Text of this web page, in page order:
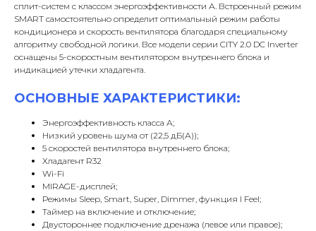
сплит-систем с классом энергоэффективности А. Встроенный режим
SMART самостоятельно определит оптимальный режим работы
кондиционера и скорость вентилятора благодаря специальному
алгоритму свободной логики. Все модели серии CITY 2.0 DC Inverter
оснащены 5-скоростным вентилятором внутреннего блока и
индикацией утечки хладагента.
ОСНОВНЫЕ ХАРАКТЕРИСТИКИ:
Энергоэффективность класса А;
Низкий уровень шума от (22,5 дБ(А));
5 скоростей вентилятора внутреннего блока;
Хладагент R32
Wi-Fi
MIRAGE-дисплей;
Режимы Sleep, Smart, Super, Dimmer, функция I Feel;
Таймер на включение и отключение;
Двустороннее подключение дренажа (левое или правое);